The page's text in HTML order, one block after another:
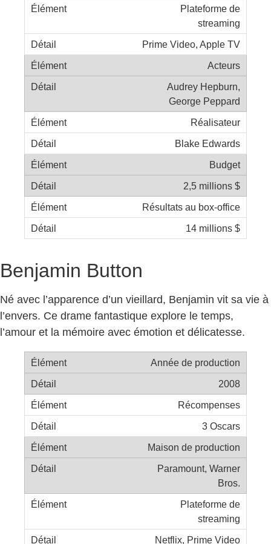
Plateforme de
streaming
Prime Video, Apple TV
Acteurs
Audrey Hepburn,
George Peppard
Réalisateur
Blake Edwards
Budget
2,5 millions $
Résultats au box-office
14 millions $
Benjamin Button
Né avec l’apparence d’un vieillard, Benjamin vit sa vie à
l’envers. Ce drame fantastique explore le temps,
l’amour et la mémoire avec émotion et délicatesse.
Année de production
2008
Récompenses
3 Oscars
Maison de production
Paramount, Warner
Bros.
Plateforme de
streaming
Netflix, Prime Video